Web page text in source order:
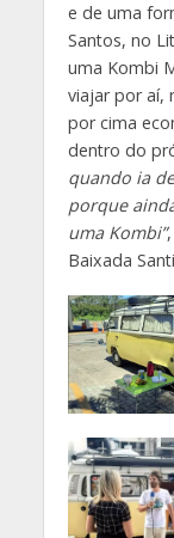
e de uma
Santos, no
uma Kombi
viajar por aí,
por cima
dentro do
quando ia
porque
uma Kombi”
Baixada